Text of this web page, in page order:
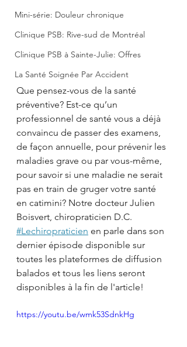
Mini-série: Douleur chronique
Clinique PSB: Rive-sud de Montréal
Clinique PSB à Sainte-Julie: Offres
La Santé Soignée Par Accident
Que pensez-vous de la santé
préventive? Est-ce qu’un
professionnel de santé vous a déjà
convaincu de passer des examens,
de façon annuelle, pour prévenir les
maladies grave ou par vous-même,
pour savoir si une maladie ne serait
pas en train de gruger votre santé
en catimini? Notre docteur Julien
Boisvert, chiropraticien D.C.
#Lechiropraticien en parle dans son
dernier épisode disponible sur
toutes les plateformes de diffusion
balados et tous les liens seront
disponibles à la fin de l'article!
https://youtu.be/wmk53SdnkHg